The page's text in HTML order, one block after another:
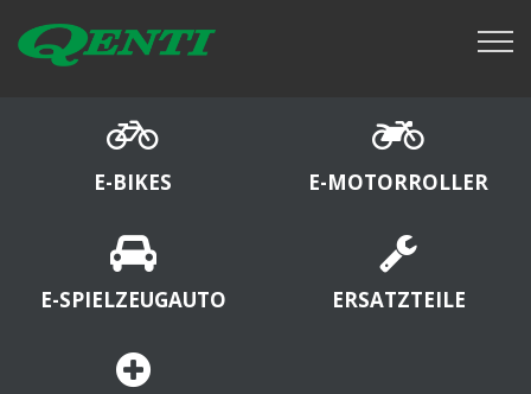
E-BIKES E-MOTORROLLER
E-SPIELZEUGAUTO ERSATZTEILE